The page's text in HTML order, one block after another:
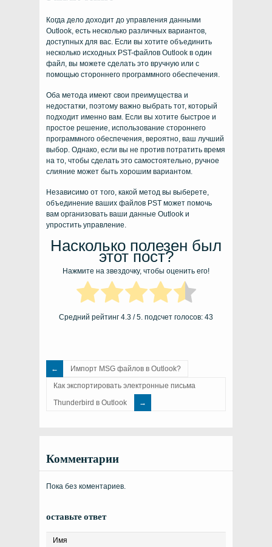
Когда дело доходит до управления данными
Outlook, есть несколько различных вариантов,
доступных для вас. Если вы хотите объединить
несколько исходных PST-файлов Outlook в один
файл, вы можете сделать это вручную или с
помощью стороннего программного обеспечения.
Оба метода имеют свои преимущества и
недостатки, поэтому важно выбрать тот, который
подходит именно вам. Если вы хотите быстрое и
простое решение, использование стороннего
программного обеспечения, вероятно, ваш лучший
выбор. Однако, если вы не против потратить время
на то, чтобы сделать это самостоятельно, ручное
слияние может быть хорошим вариантом.
Независимо от того, какой метод вы выберете,
объединение ваших файлов PST может помочь
вам организовать ваши данные Outlook и
упростить управление.
Насколько полезен был
этот пост?
Нажмите на звездочку, чтобы оценить его!
Средний рейтинг 4.3 / 5. подсчет голосов: 43
Импорт MSG файлов в Outlook?
Как экспортировать электронные письма
Thunderbird в Outlook
Комментарии
Пока без коментариев.
оставьте ответ